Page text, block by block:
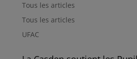
Tous les articles
Tous les articles
UFAC